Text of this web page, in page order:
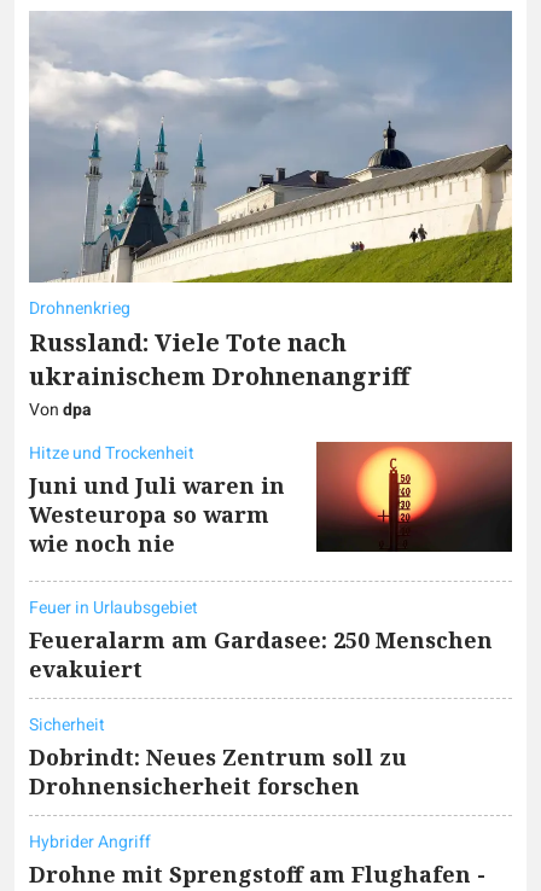
Drohnenkrieg
Russland: Viele Tote nach
ukrainischem Drohnenangriff
Vondpa
Hitze und Trockenheit
Juni und Juli waren in
Westeuropa so warm
wie noch nie
Feuer in Urlaubsgebiet
Feueralarm am Gardasee: 250 Menschen
evakuiert
Sicherheit
Dobrindt: Neues Zentrum soll zu
Drohnensicherheit forschen
Hybrider Angriff
Drohne mit Sprengstoff am Flughafen -